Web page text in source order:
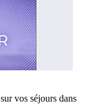
sur vos séjours dans